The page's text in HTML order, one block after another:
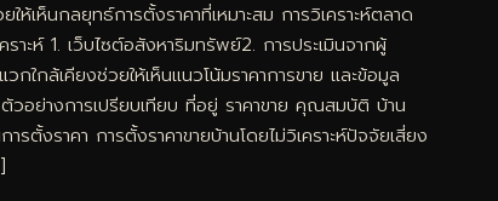
ห็นกลยุทธ์การตั้งราคาที่เหมาะสม การวิเคราะห์ตลาด
าะห์ 1. เว็บไซต์อสังหาริมทรัพย์2. การประเมินจากผู้
ใกล้เคียงช่วยให้เห็นแนวโน้มราคาการขาย และข้อมูล
อย่างการเปรียบเทียบ ที่อยู่ ราคาขาย คุณสมบัติ บ้าน
ราคา การตั้งราคาขายบ้านโดยไม่วิเคราะห์ปัจจัยเสี่ยง